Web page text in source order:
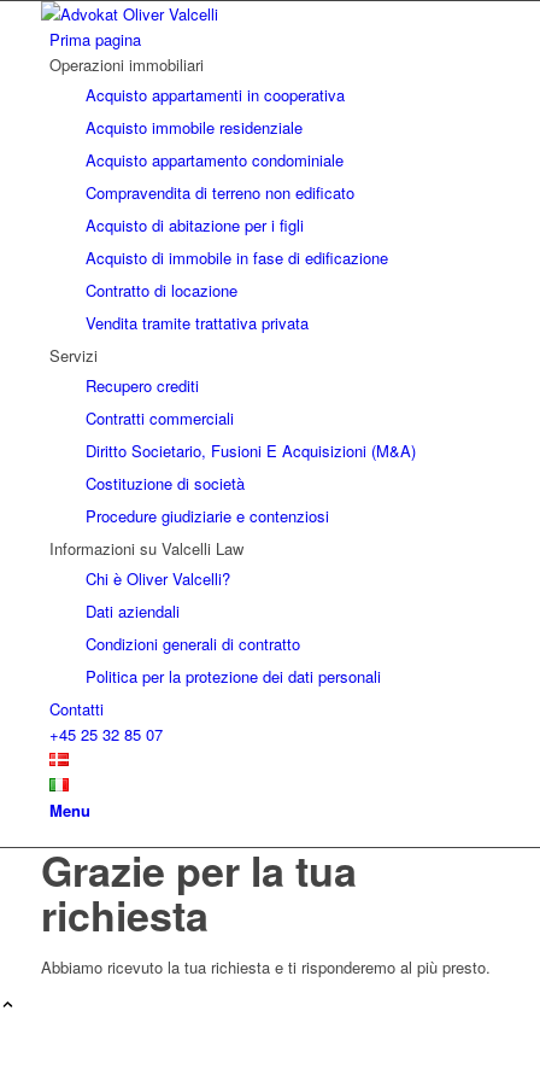
Prima pagina
Operazioni immobiliari
Acquisto appartamenti in cooperativa
Acquisto immobile residenziale
Acquisto appartamento condominiale
Compravendita di terreno non edificato
Acquisto di abitazione per i figli
Acquisto di immobile in fase di edificazione
Contratto di locazione
Vendita tramite trattativa privata
Servizi
Recupero crediti
Contratti commerciali
Diritto Societario, Fusioni E Acquisizioni (M&A)
Costituzione di società
Procedure giudiziarie e contenziosi
Informazioni su Valcelli Law
Chi è Oliver Valcelli?
Dati aziendali
Condizioni generali di contratto
Politica per la protezione dei dati personali
Contatti
+45 25 32 85 07
Menu
Grazie per la tua
richiesta
Abbiamo ricevuto la tua richiesta e ti risponderemo al più presto.